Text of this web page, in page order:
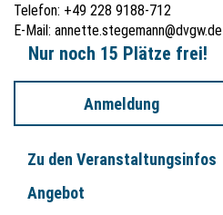
Telefon: +49 228 9188-712
E-Mail: annette.stegemann@dvgw.de
Nur noch 15 Plätze frei!
Anmeldung
Zu den Veranstaltungsinfos
Angebot